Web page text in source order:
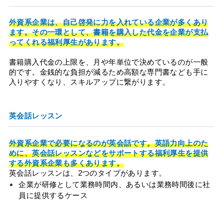
外資系企業は、自己啓発に力を入れている企業が多くあり
ます。その一環として、書籍を購入した代金を企業が支払
ってくれる福利厚生があります。
書籍購入代金の上限を、月や年単位で決めているのが一般
的です。金銭的な負担が減るため高額な専門書なども手に
入りやすくなり、スキルアップに繋がります。
英会話レッスン
外資系企業で必要になるのが英会話です。英語力向上のた
めに、英会話レッスンなどをサポートする福利厚生を提供
する外資系企業も多くあります。
英会話レッスンは、2つのタイプがあります。
企業が研修として業務時間内、あるいは業務時間後に社
員に提供するケース